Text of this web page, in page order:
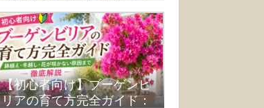
まで徹底解説
【初心者向け】ブーゲンビ
リアの育て方完全ガイド：